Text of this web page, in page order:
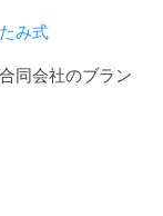
み式
同会社のブラン